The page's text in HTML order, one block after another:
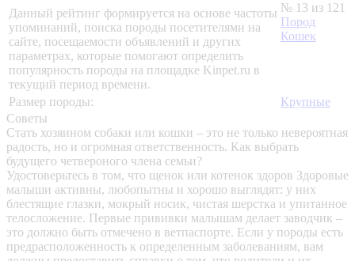
Данный рейтинг формируется на основе частоты
упоминаний, поиска породы посетителями на
сайте, посещаемости объявлений и других
параметрах, которые помогают определить
популярность породы на площадке Kinpet.ru в
текущий период времени.
№ 13 из 121
Пород
Кошек
Размер породы:
Крупные
Советы
Стать хозяином собаки или кошки – это не только невероятная
радость, но и огромная ответственность. Как выбрать
будущего четвероного члена семьи?
Удостоверьтесь в том, что щенок или котенок здоров Здоровые
малыши активны, любопытны и хорошо выглядят: у них
блестящие глазки, мокрый носик, чистая шерстка и упитанное
телосложение. Первые прививки малышам делает заводчик –
это должно быть отмечено в ветпаспорте. Если у породы есть
предрасположенность к определенным заболеваниям, вам